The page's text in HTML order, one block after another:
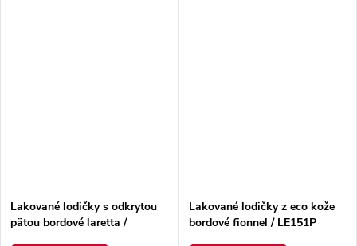
Lakované lodičky s odkrytou
pätou bordové laretta /
Lakované lodičky z eco kože
bordové fionnel / LE151P